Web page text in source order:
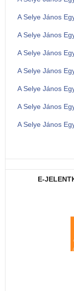
A Selye János
A Selye János
A Selye János
A Selye János
A Selye János
A Selye János
A Selye János
E-